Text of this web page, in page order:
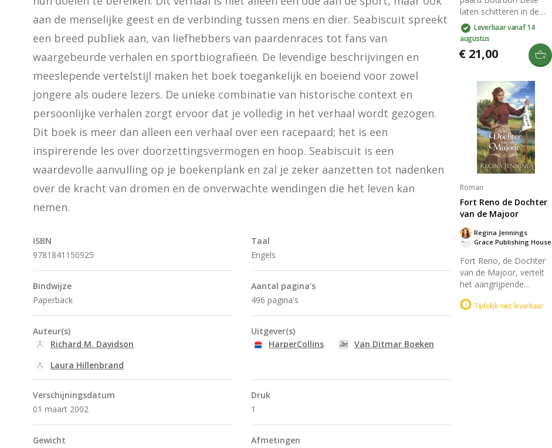
aan de menselijke geest en de verbinding tussen mens en dier. Seabiscuit spreekt
een breed publiek aan, van liefhebbers van paardenraces tot fans van
waargebeurde verhalen en sportbiografieën. De levendige beschrijvingen en
meeslepende vertelstijl maken het boek toegankelijk en boeiend voor zowel
jongere als oudere lezers. De unieke combinatie van historische context en
persoonlijke verhalen zorgt ervoor dat je volledig in het verhaal wordt gezogen.
Dit boek is meer dan alleen een verhaal over een racepaard; het is een
inspirerende les over doorzettingsvermogen en hoop. Seabiscuit is een
waardevolle aanvulling op je boekenplank en zal je zeker aanzetten tot nadenken
over de kracht van dromen en de onverwachte wendingen die het leven kan
nemen.
ISBN
9781841150925
Taal
Engels
Bindwijze
Paperback
Aantal pagina's
496 pagina's
Auteur(s)
Richard M. Davidson
Laura Hillenbrand
Uitgever(s)
HarperCollins
Van Ditmar Boeken
Verschijningsdatum
01 maart 2002
Druk
1
Gewicht
Afmetingen
laten schitteren in de
prestigieuze Peyton
Stakes, maar ze moet
onbekende man om
deze kans te krijgen.
Terwijl Cullen McGrath
worstelt met zijn
verleden, vormen zijn
keuzes samen met
Maggie's dromen een
spannend verhaal vol
passie, ambitie en
onverwachte liefde.
Leverbaar vanaf 14
augustus
€ 21,00
Roman
Fort Reno de Dochter
van de Majoor
Grace Publishing House
Regina Jennings
Fort Reno, de Dochter
van de Majoor, vertelt
het aangrijpende
verhaal van een jonge
vrouw die opgroeit te
Tijdelijk niet leverbaar